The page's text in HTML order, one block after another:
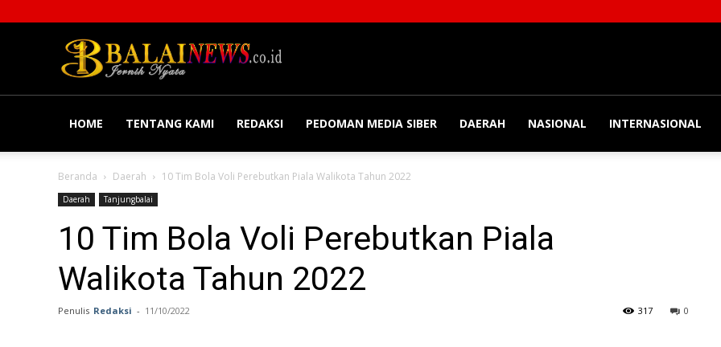
HOME TENTANG KAMI REDAKSI PEDOMAN MEDIA SIBER DAERAH NASIONAL INTERNASIONAL
Beranda Daerah 10 Tim Bola Voli Perebutkan Piala Walikota Tahun 2022
Daerah Tanjungbalai
10 Tim Bola Voli Perebutkan Piala
Walikota Tahun 2022
Penulis Redaksi - 11/10/2022 0
317